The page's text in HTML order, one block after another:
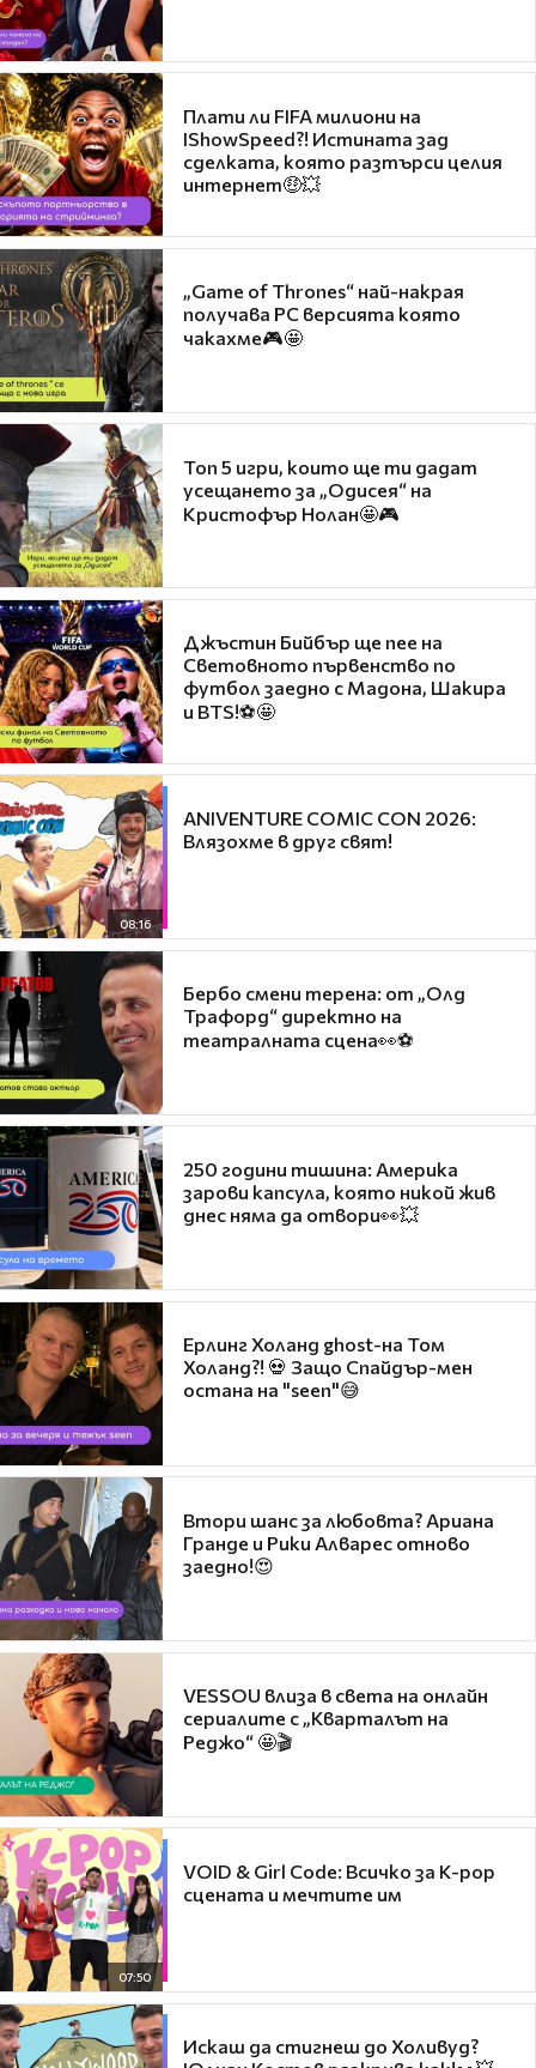
Плати ли FIFA милиони на
IShowSpeed?! Истината зад
сделката, която разтърси целия
интернет🤑💥
„Game of Thrones“ най-накрая
получава PC версията която
чакахме🎮🤩
Топ 5 игри, които ще ти дадат
усещането за „Одисея“ на
Кристофър Нолан🤩🎮
Джъстин Бийбър ще пее на
Световното първенство по
футбол заедно с Мадона, Шакира
и BTS!⚽🤩
08:16
ANIVENTURE COMIC CON 2026:
Влязохме в друг свят!
Бербо смени терена: от „Олд
Трафорд“ директно на
театралната сцена👀⚽
250 години тишина: Америка
зарови капсула, която никой жив
днес няма да отвори👀💥
Ерлинг Холанд ghost-на Том
Холанд?! 💀 Защо Спайдър-мен
остана на "seen"😅
Втори шанс за любовта? Ариана
Гранде и Рики Алварес отново
заедно!😍
VESSOU влиза в света на онлайн
сериалите с „Кварталът на
Реджо“ 🤩🎬
07:50
VOID & Girl Code: Всичко за K-pop
сцената и мечтите им
Искаш да стигнеш до Холивуд?